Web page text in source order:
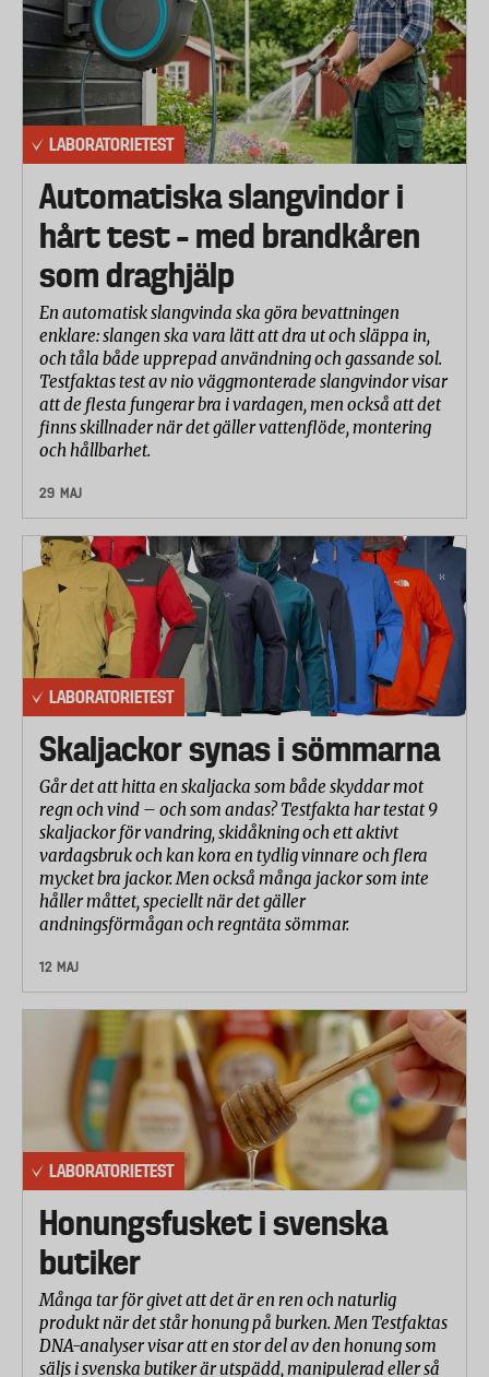
LABORATORIETEST
Automatiska slangvindor i
hårt test – med brandkåren
som draghjälp
En automatisk slangvinda ska göra bevattningen
enklare: slangen ska vara lätt att dra ut och släppa in,
och tåla både upprepad användning och gassande sol.
Testfaktas test av nio väggmonterade slangvindor visar
att de flesta fungerar bra i vardagen, men också att det
finns skillnader när det gäller vattenflöde, montering
och hållbarhet.
29 MAJ
LABORATORIETEST
Skaljackor synas i sömmarna
Går det att hitta en skaljacka som både skyddar mot
regn och vind – och som andas? Testfakta har testat 9
skaljackor för vandring, skidåkning och ett aktivt
vardagsbruk och kan kora en tydlig vinnare och flera
mycket bra jackor. Men också många jackor som inte
håller måttet, speciellt när det gäller
andningsförmågan och regntäta sömmar.
12 MAJ
LABORATORIETEST
Honungsfusket i svenska
butiker
Många tar för givet att det är en ren och naturlig
produkt när det står honung på burken. Men Testfaktas
DNA-analyser visar att en stor del av den honung som
säljs i svenska butiker är utspädd, manipulerad eller så